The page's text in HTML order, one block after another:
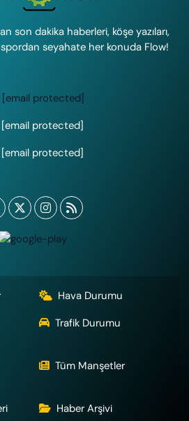
son dakika haberleri, köşe yazıları,
seyahate her konuda Flow!
[email protected]
[email protected]
[email protected]
Hava Durumu
Trafik Durumu
Tüm Manşetler
Haber Arşivi